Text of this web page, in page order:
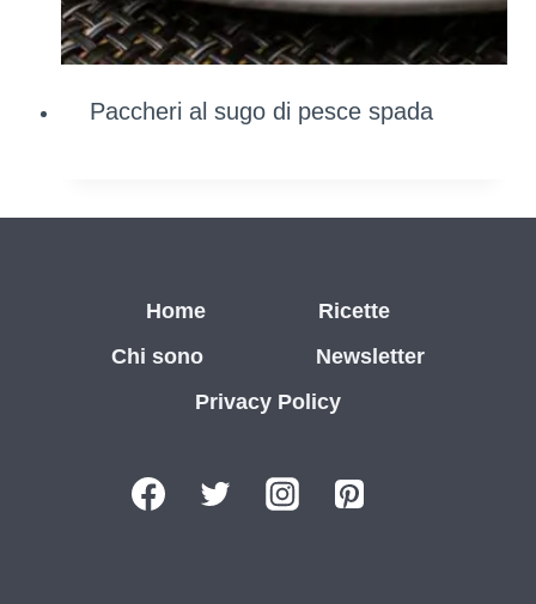
Paccheri al sugo di pesce spada
Home
Ricette
Chi sono
Newsletter
Privacy Policy